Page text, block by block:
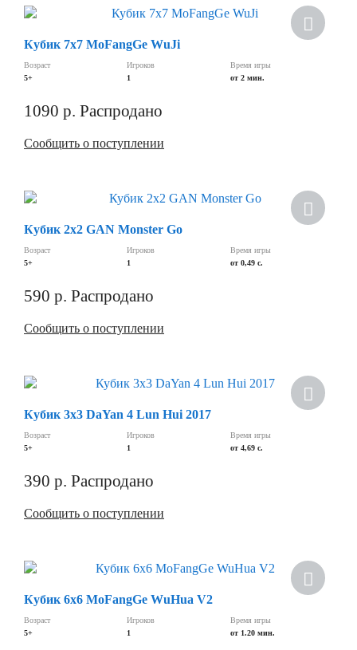
Кубик 7х7 MoFangGe WuJi
Возраст
5+
Игроков
1
Время игры
от 2 мин.
1090 р. Распродано
Сообщить о поступлении
Кубик 2х2 GAN Monster Go
Возраст
5+
Игроков
1
Время игры
от 0,49 с.
590 р. Распродано
Сообщить о поступлении
Кубик 3х3 DaYan 4 Lun Hui 2017
Возраст
5+
Игроков
1
Время игры
от 4,69 c.
390 р. Распродано
Сообщить о поступлении
Кубик 6х6 MoFangGe WuHua V2
Возраст
5+
Игроков
1
Время игры
от 1.20 мин.